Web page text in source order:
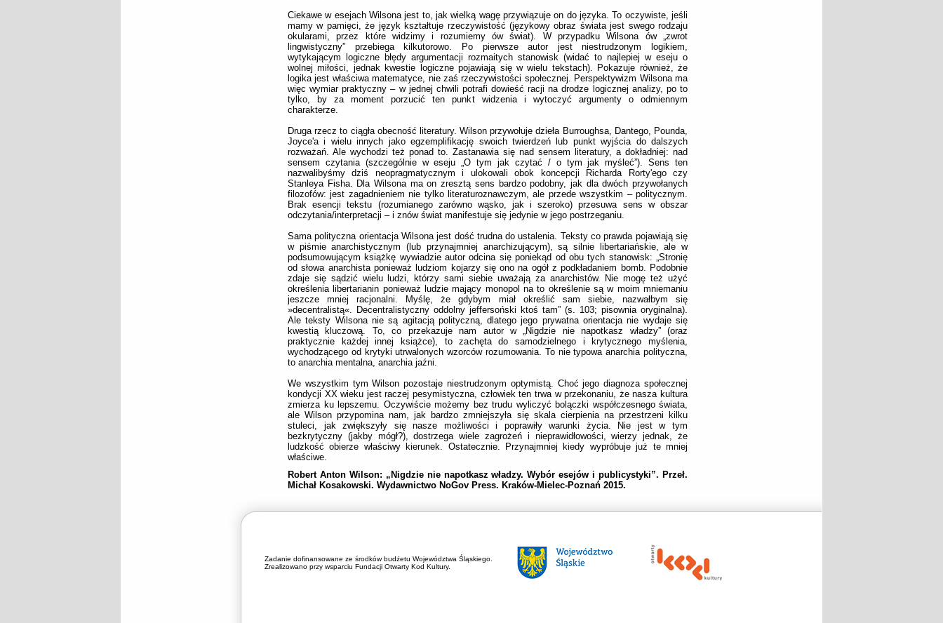
Ciekawe w esejach Wilsona jest to, jak wielką wagę przywiązuje on do języka. To oczywiste, jeśli
mamy w pamięci, że język kształtuje rzeczywistość (językowy obraz świata jest swego rodzaju
okularami, przez które widzimy i rozumiemy ów świat). W przypadku Wilsona ów „zwrot
lingwistyczny” przebiega kilkutorowo. Po pierwsze autor jest niestrudzonym logikiem,
wytykającym logiczne błędy argumentacji rozmaitych stanowisk (widać to najlepiej w eseju o
wolnej miłości, jednak kwestie logiczne pojawiają się w wielu tekstach). Pokazuje również, że
logika jest właściwa matematyce, nie zaś rzeczywistości społecznej. Perspektywizm Wilsona ma
więc wymiar praktyczny – w jednej chwili potrafi dowieść racji na drodze logicznej analizy, po to
tylko, by za moment porzucić ten punkt widzenia i wytoczyć argumenty o odmiennym
charakterze.
Druga rzecz to ciągła obecność literatury. Wilson przywołuje dzieła Burroughsa, Dantego, Pounda,
Joyce'a i wielu innych jako egzemplifikację swoich twierdzeń lub punkt wyjścia do dalszych
rozważań. Ale wychodzi też ponad to. Zastanawia się nad sensem literatury, a dokładniej: nad
sensem czytania (szczególnie w eseju „O tym jak czytać / o tym jak myśleć”). Sens ten
nazwalibyśmy dziś neopragmatycznym i ulokowali obok koncepcji Richarda Rorty'ego czy
Stanleya Fisha. Dla Wilsona ma on zresztą sens bardzo podobny, jak dla dwóch przywołanych
filozofów: jest zagadnieniem nie tylko literaturoznawczym, ale przede wszystkim – politycznym.
Brak esencji tekstu (rozumianego zarówno wąsko, jak i szeroko) przesuwa sens w obszar
odczytania/interpretacji – i znów świat manifestuje się jedynie w jego postrzeganiu.
Sama polityczna orientacja Wilsona jest dość trudna do ustalenia. Teksty co prawda pojawiają się
w piśmie anarchistycznym (lub przynajmniej anarchizującym), są silnie libertariańskie, ale w
podsumowującym książkę wywiadzie autor odcina się poniekąd od obu tych stanowisk: „Stronię
od słowa anarchista ponieważ ludziom kojarzy się ono na ogół z podkładaniem bomb. Podobnie
zdaje się sądzić wielu ludzi, którzy sami siebie uważają za anarchistów. Nie mogę też użyć
określenia libertarianin ponieważ ludzie mający monopol na to określenie są w moim mniemaniu
jeszcze mniej racjonalni. Myślę, że gdybym miał określić sam siebie, nazwałbym się
»decentralistą«. Decentralistyczny oddolny jeffersoński ktoś tam” (s. 103; pisownia oryginalna).
Ale teksty Wilsona nie są agitacją polityczną, dlatego jego prywatna orientacja nie wydaje się
kwestią kluczową. To, co przekazuje nam autor w „Nigdzie nie napotkasz władzy” (oraz
praktycznie każdej innej książce), to zachęta do samodzielnego i krytycznego myślenia,
wychodzącego od krytyki utrwalonych wzorców rozumowania. To nie typowa anarchia polityczna,
to anarchia mentalna, anarchia jaźni.
We wszystkim tym Wilson pozostaje niestrudzonym optymistą. Choć jego diagnoza społecznej
kondycji XX wieku jest raczej pesymistyczna, człowiek ten trwa w przekonaniu, że nasza kultura
zmierza ku lepszemu. Oczywiście możemy bez trudu wyliczyć bolączki współczesnego świata,
ale Wilson przypomina nam, jak bardzo zmniejszyła się skala cierpienia na przestrzeni kilku
stuleci, jak zwiększyły się nasze możliwości i poprawiły warunki życia. Nie jest w tym
bezkrytyczny (jakby mógł?), dostrzega wiele zagrożeń i nieprawidłowości, wierzy jednak, że
ludzkość obierze właściwy kierunek. Ostatecznie. Przynajmniej kiedy wypróbuje już te mniej
właściwe.
Robert Anton Wilson: „ Nigdzie nie napotkasz władzy. Wybór esejów i publicystyki”. Przeł.
Michał Kosakowski. Wydawnictwo NoGov Press. Kraków-Mielec-Poznań 2015.
Zadanie dofinansowane ze środków budżetu Województwa Śląskiego.
Zrealizowano przy wsparciu Fundacji Otwarty Kod Kultury.